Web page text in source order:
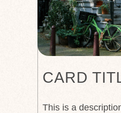
CARD
This is a